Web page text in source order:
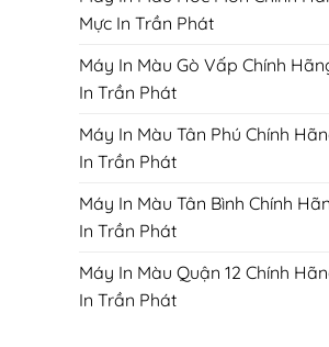
Mực In Trần Phát
Máy In Màu Gò Vấp Chính
In Trần Phát
Máy In Màu Tân Phú Chính
In Trần Phát
Máy In Màu Tân Bình Chính
In Trần Phát
Máy In Màu Quận 12 Chính
In Trần Phát